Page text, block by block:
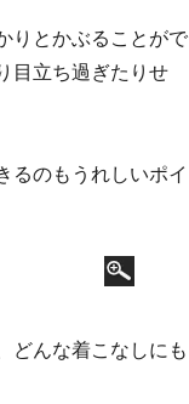
りとかぶることがで
目立ち過ぎたりせ
るのもうれしいポイ
どんな着こなしにも